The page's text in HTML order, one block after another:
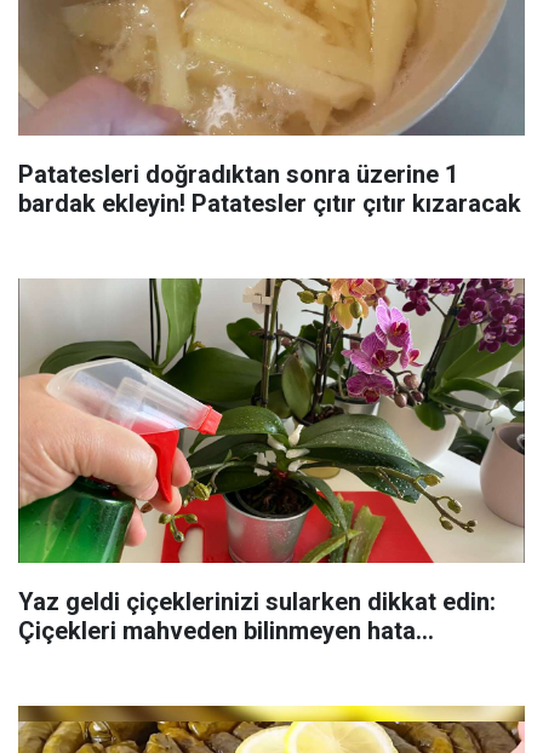
Patatesleri doğradıktan sonra üzerine 1
bardak ekleyin! Patatesler çıtır çıtır kızaracak
Yaz geldi çiçeklerinizi sularken dikkat edin:
Çiçekleri mahveden bilinmeyen hata...